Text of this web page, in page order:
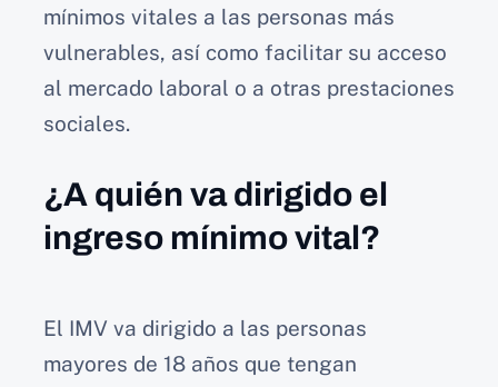
mínimos vitales a las personas más
vulnerables, así como facilitar su acceso
al mercado laboral o a otras prestaciones
sociales.
¿A quién va dirigido el
ingreso mínimo vital?
El IMV va dirigido a las personas
mayores de 18 años que tengan